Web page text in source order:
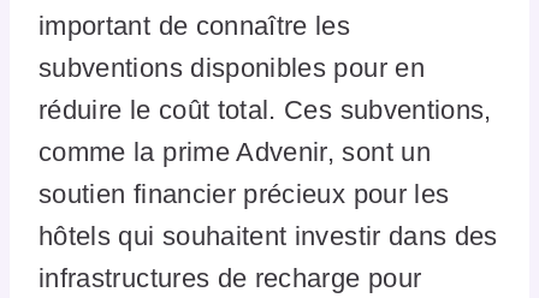
important de connaître les
subventions disponibles pour en
réduire le coût total. Ces subventions,
comme la prime Advenir, sont un
soutien financier précieux pour les
hôtels qui souhaitent investir dans des
infrastructures de recharge pour